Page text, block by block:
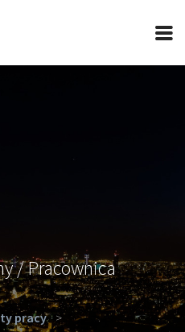
/ Pracownica
pracy >